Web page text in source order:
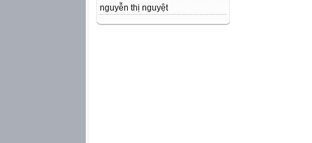
nguyễn thị nguyệt